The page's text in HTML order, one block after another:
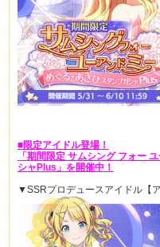
■限定アイドル登場！
「期間限定 サムシング フォー
シャPlus」を開催中！
▼SSRプロデュースアイドル【